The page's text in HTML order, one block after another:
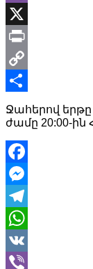
Viber
X
Print
Copy
Link
Share
Ջահերով երթը
ժամը 20:00-
Facebook
Messenger
Telegram
WhatsApp
VK